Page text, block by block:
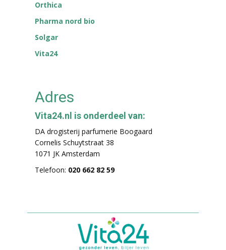
Orthica
Pharma nord bio
Solgar
Vita24
Adres
Vita24.nl is onderdeel van:
DA drogisterij parfumerie Boogaard
Cornelis Schuytstraat 38
1071 JK Amsterdam
Telefoon: 020 662 82 59